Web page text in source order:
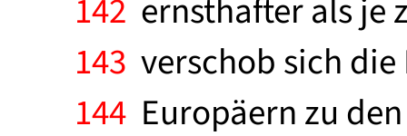
142 ernsthafter als je
143 verschob sich
144 Europäern zu